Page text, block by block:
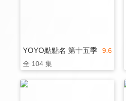
9.6
YOYO點點名 第十五季
全 104 集